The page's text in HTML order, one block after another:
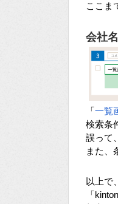
ここま
会社
「 一覧
検索条
誤って
また、
以上で
「